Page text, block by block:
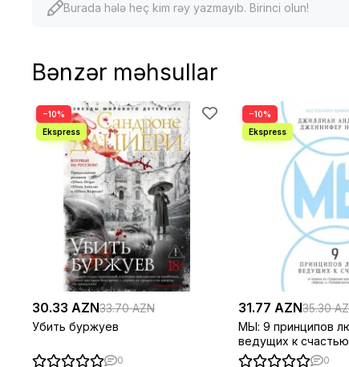
Burada hələ heç kim rəy yazmayıb. Birinci olun!
Bənzər məhsullar
−10%
30.33 AZN33.70 AZN
Убить буржуев
0
−10%
31.77 AZN35.30
МЫ: 9 принципов
ведущих к счастью
0